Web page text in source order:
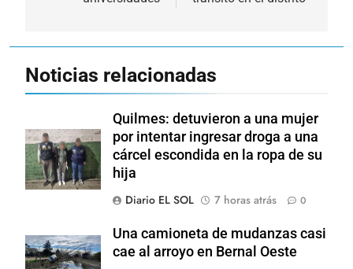
Noticias relacionadas
Quilmes: detuvieron a una mujer
por intentar ingresar droga a una
cárcel escondida en la ropa de su
hija
Diario EL SOL
7 horas atrás 0
Una camioneta de mudanzas casi
cae al arroyo en Bernal Oeste